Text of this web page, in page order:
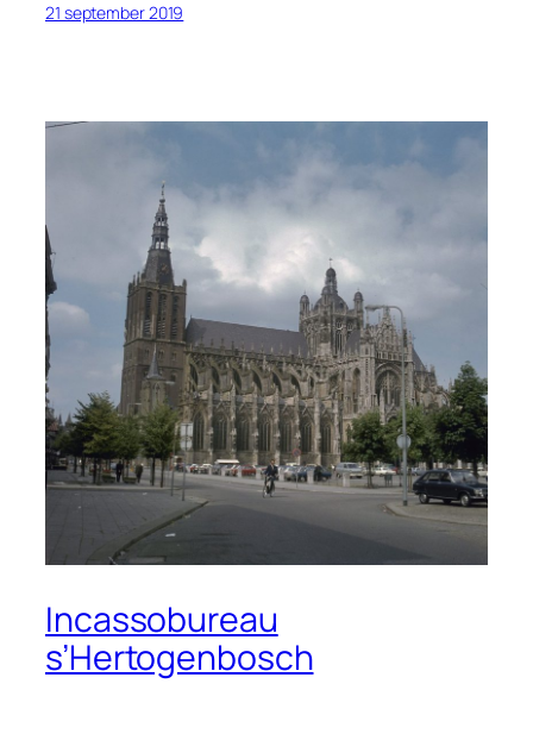
21 september 2019
Incassobureau
s’Hertogenbosch